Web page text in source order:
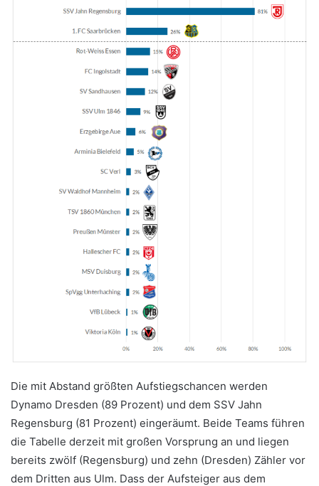
Die mit Abstand größten Aufstiegschancen werden
Dynamo Dresden (89 Prozent) und dem SSV Jahn
Regensburg (81 Prozent) eingeräumt. Beide Teams führen
die Tabelle derzeit mit großen Vorsprung an und liegen
bereits zwölf (Regensburg) und zehn (Dresden) Zähler vor
dem Dritten aus Ulm. Dass der Aufsteiger aus dem